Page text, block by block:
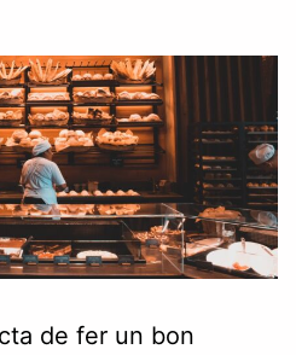
de fer un bon